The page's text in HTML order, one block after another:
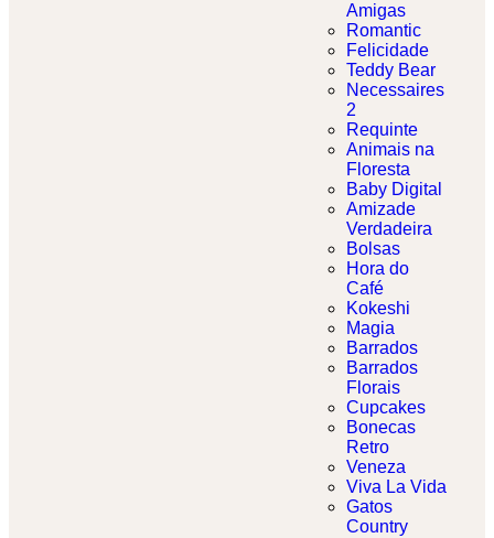
Amigas
Romantic
Felicidade
Teddy Bear
Necessaires
2
Requinte
Animais na
Floresta
Baby Digital
Amizade
Verdadeira
Bolsas
Hora do
Café
Kokeshi
Magia
Barrados
Barrados
Florais
Cupcakes
Bonecas
Retro
Veneza
Viva La Vida
Gatos
Country